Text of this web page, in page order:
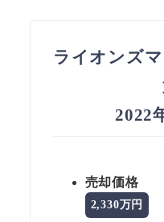
ライオンズ
2022
売却価格
2,330万円